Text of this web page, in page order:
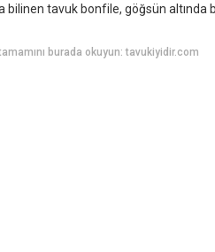
tavuk bonfile, göğsün altında
burada okuyun: tavukiyidir.com